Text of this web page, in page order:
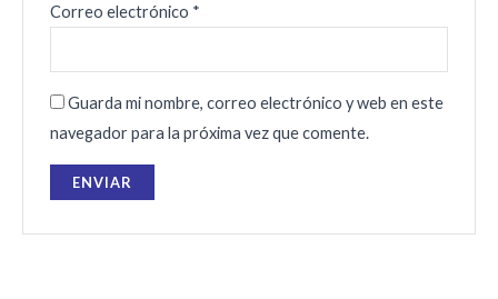
Correo electrónico *
Guarda mi nombre, correo electrónico y web en este
navegador para la próxima vez que comente.